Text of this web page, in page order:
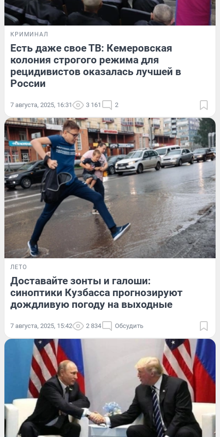
КРИМИНАЛ
Есть даже свое ТВ: Кемеровская
колония строгого режима для
рецидивистов оказалась лучшей в
России
7 августа, 2025, 16:31 3 161 2
ЛЕТО
Доставайте зонты и галоши:
синоптики Кузбасса прогнозируют
дождливую погоду на выходные
7 августа, 2025, 15:42 2 834 Обсудить